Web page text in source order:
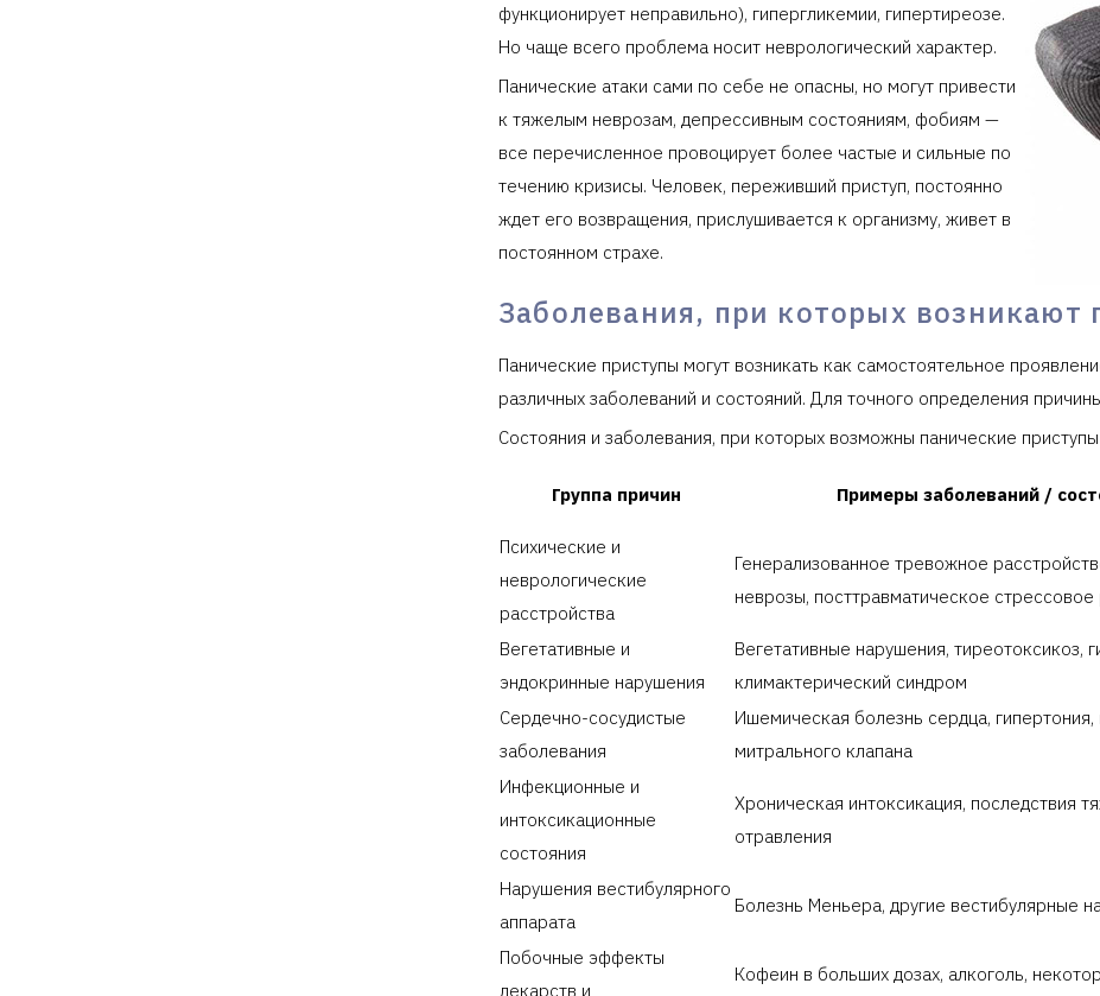
функционирует неправильно), гипергликемии, гипертиреозе.
Но чаще всего проблема носит неврологический характер.
Панические атаки сами по себе не опасны, но могут привести
к тяжелым неврозам, депрессивным состояниям, фобиям —
все перечисленное провоцирует более частые и сильные по
течению кризисы. Человек, переживший приступ, постоянно
ждет его возвращения, прислушивается к организму, живет в
постоянном страхе.
Заболевания, при которых возникают
Панические приступы могут возникать как самостоятельное
различных заболеваний и состояний. Для точного определения
Состояния и заболевания, при которых возможны панические приступы
Группа причин Примеры заболеваний /
Психические и
неврологические
расстройства
Генерализованное тревожное
неврозы, посттравматическое стрессовое
Вегетативные и
эндокринные нарушения
Вегетативные нарушения, тиреотоксикоз,
климактерический синдром
Сердечно-сосудистые
заболевания
Ишемическая болезнь сердца, гипертония,
митрального клапана
Инфекционные и
интоксикационные
состояния
Хроническая интоксикация, последствия
отравления
Нарушения вестибулярного
аппарата
Болезнь Меньера, другие вестибулярные
Побочные эффекты
лекарств и
Кофеин в больших дозах, алкоголь,